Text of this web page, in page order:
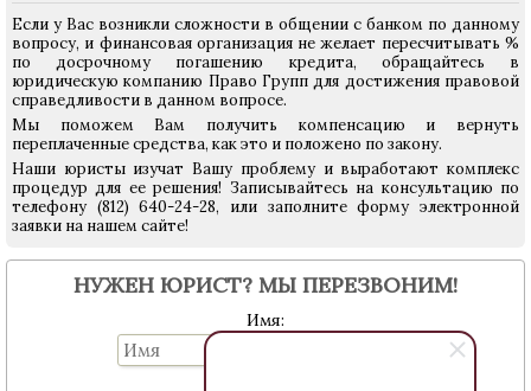
Если у Вас возникли сложности в общении с банком по данному
вопросу, и финансовая организация не желает пересчитывать %
по досрочному погашению кредита, обращайтесь в
юридическую компанию Право Групп для достижения правовой
справедливости в данном вопросе.
Мы поможем Вам получить компенсацию и вернуть
переплаченные средства, как это и положено по закону.
Наши юристы изучат Вашу проблему и выработают комплекс
процедур для ее решения! Записывайтесь на консультацию по
телефону (812) 640-24-28, или заполните форму электронной
заявки на нашем сайте!
НУЖЕН ЮРИСТ? МЫ ПЕРЕЗВОНИМ!
Имя: